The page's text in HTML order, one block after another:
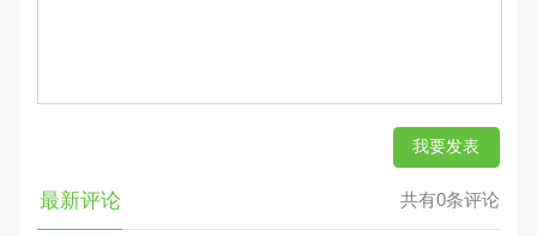
我要发表
最新评论 共有0条评论